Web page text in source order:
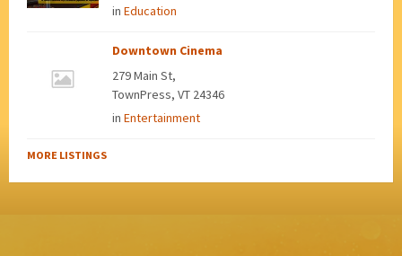
in Education
Downtown Cinema
279 Main St,
TownPress, VT 24346
in Entertainment
MORE LISTINGS